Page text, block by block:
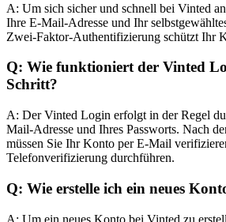
A: Um sich sicher und schnell bei Vinted
Ihre E-Mail-Adresse und Ihr
Zwei-Faktor-Authentifizierung schützt Ihr
Q: Wie funktioniert der Vinted
Schritt?
A: Der Vinted Login erfolgt in der Regel
Mail-Adresse und Ihres Passworts. Nach
müssen Sie Ihr Konto per E-Mail
Telefonverifizierung durchführen.
Q: Wie erstelle ich ein neues
A: Um ein neues Konto bei Vinted zu